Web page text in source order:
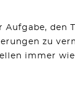
den
zu
immer